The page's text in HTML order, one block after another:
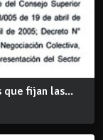
que fijan las...